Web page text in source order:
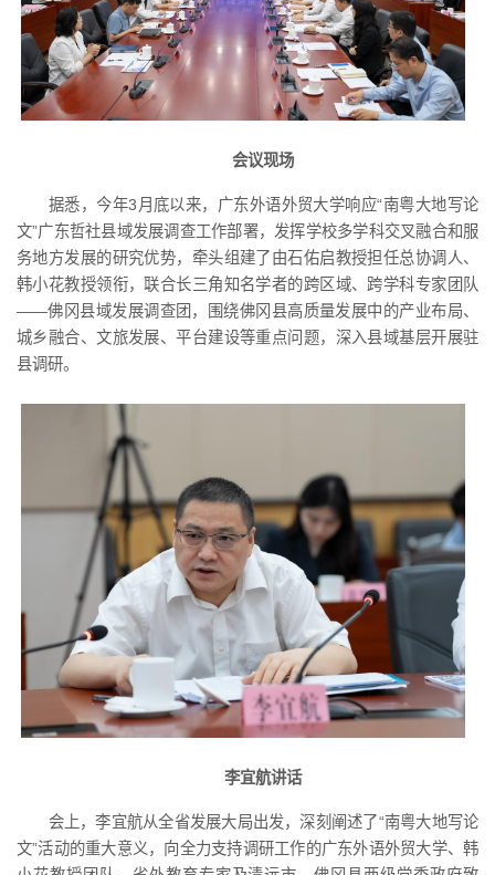
会议现场
据悉，今年3月底以来，广东外语外贸大学响应“南粤大地写论
文”广东哲社县域发展调查工作部署，发挥学校多学科交叉融合和服
务地方发展的研究优势，牵头组建了由石佑启教授担任总协调人、
韩小花教授领衔，联合长三角知名学者的跨区域、跨学科专家团队
——佛冈县域发展调查团，围绕佛冈县高质量发展中的产业布局、
城乡融合、文旅发展、平台建设等重点问题，深入县域基层开展驻
县调研。
李宜航讲话
会上，李宜航从全省发展大局出发，深刻阐述了“南粤大地写论
文”活动的重大意义，向全力支持调研工作的广东外语外贸大学、韩